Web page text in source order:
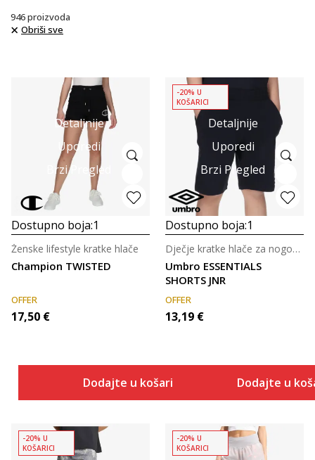
946proizvoda
Obriši sve
Detaljnije
Uporedi
Brzi Pregled
Dostupno boja:1
Champion TWISTED
Ženske lifestyle kratke hlače
OFFER
17,50 €
Dodajte u košaricu
Detaljnije
Uporedi
Brzi Pregled
-20% U
KOŠARICI
Dostupno boja:1
Umbro ESSENTIALS
SHORTS JNR
Dječje kratke hlače za nogomet
OFFER
13,19 €
Dodajte u
-20% U
KOŠARICI
-20% U
KOŠARICI